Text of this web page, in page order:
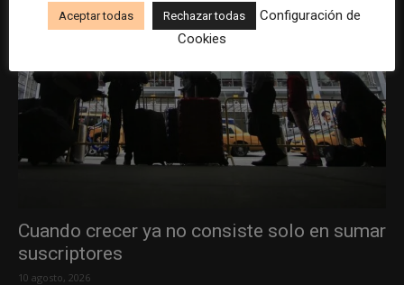
Cuando crecer ya no consiste solo en sumar
suscriptores
10 agosto, 2026
Aceptar todas Rechazar todas
Configuración de
Cookies